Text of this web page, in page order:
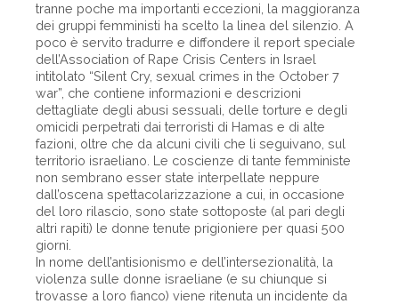
tranne poche ma importanti eccezioni, la maggioranza
dei gruppi femministi ha scelto la linea del silenzio. A
poco è servito tradurre e diffondere il report speciale
dell’Association of Rape Crisis Centers in Israel
intitolato “Silent Cry, sexual crimes in the October 7
war”, che contiene informazioni e descrizioni
dettagliate degli abusi sessuali, delle torture e degli
omicidi perpetrati dai terroristi di Hamas e di alte
fazioni, oltre che da alcuni civili che li seguivano, sul
territorio israeliano. Le coscienze di tante femministe
non sembrano esser state interpellate neppure
dall’oscena spettacolarizzazione a cui, in occasione
del loro rilascio, sono state sottoposte (al pari degli
altri rapiti) le donne tenute prigioniere per quasi 500
giorni.
In nome dell’antisionismo e dell’intersezionalità, la
violenza sulle donne israeliane (e su chiunque si
trovasse a loro fianco) viene ritenuta un incidente da